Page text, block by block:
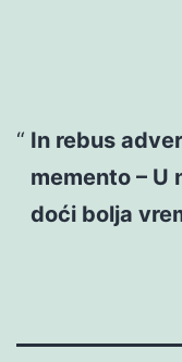
In rebus
memento – U
doći bolja